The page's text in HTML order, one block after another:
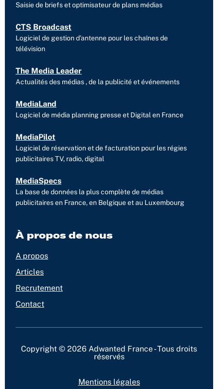
Saisie de briefs et optimisateur de plans médias
CTS Broadcast
Logiciel de gestion d’antenne pour les chaînes de
télévision
The Media Leader
Actualités des médias , de la publicité et événements
MediaLand
Logiciel de média planning presse et Digital en France
MediaPilot
Logiciel de réservation et de facturation pour les régies
publicitaires TV, radio, digital
MediaSpecs
La base de données la plus complète de médias
publicitaires en France, en Belgique et au Luxembourg
À propos de nous
A propos
Articles
Recrutement
Contact
Copyright © 2026 Adwanted France - Tous droits
réservés
Mentions légales